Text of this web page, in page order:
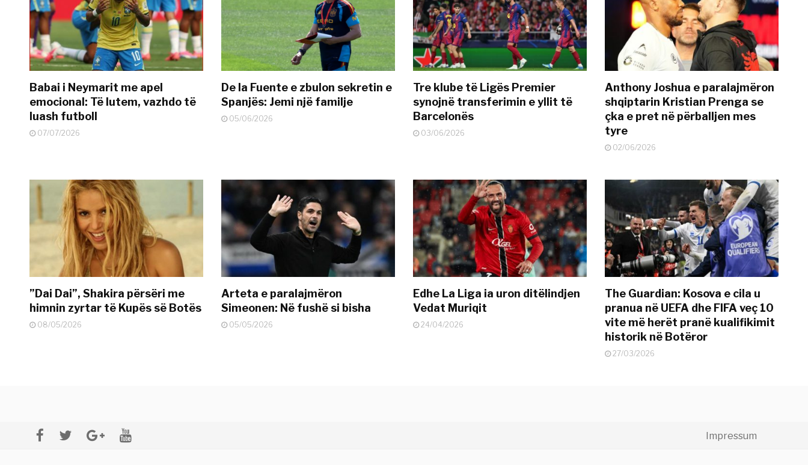
Babai i Neymarit me apel
emocional: Të lutem, vazhdo të
luash futboll
07/07/2026
De la Fuente e zbulon sekretin e
Spanjës: Jemi një familje
05/06/2026
Tre klube të Ligës Premier
synojnë transferimin e yllit të
Barcelonës
03/06/2026
Anthony Joshua e paralajmëron
shqiptarin Kristian Prenga se
çka e pret në përballjen mes
tyre
02/06/2026
”Dai Dai”, Shakira përsëri me
himnin zyrtar të Kupës së Botës
08/05/2026
Arteta e paralajmëron
Simeonen: Në fushë si bisha
05/05/2026
Edhe La Liga ia uron ditëlindjen
Vedat Muriqit
24/04/2026
The Guardian: Kosova e cila u
pranua në UEFA dhe FIFA veç 10
vite më herët pranë kualifikimit
historik në Botëror
27/03/2026
Impressum